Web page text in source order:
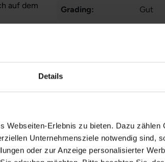
Details
Webseiten-Erlebnis zu bieten. Dazu zählen
Unternehmensziele notwendig sind,
oder zur Anzeige personalisierter
auf dem
auf
Grading: Gut
Onboard-Grafik: Intel®
Schnittstellen: 1x
3.5 mm
Mehr